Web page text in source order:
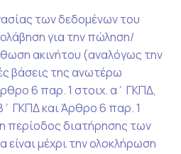
των δεδομένων του
για την πώληση/
ακινήτου (αναλόγως την
βάσεις της ανωτέρω
6 παρ. 1 στοιχ. α΄ ΓΚΠΔ,
ΓΚΠΔ και Άρθρο 6 παρ. 1
περίοδος διατήρησης των
μέχρι την ολοκλήρωση